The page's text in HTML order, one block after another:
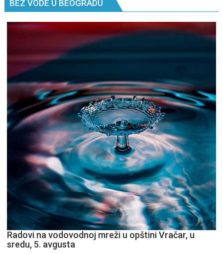
si,
BEZ VODE U BEOGRADU
Radovi na vodovodnoj mreži u opštini Vračar, u
sredu, 5. avgusta